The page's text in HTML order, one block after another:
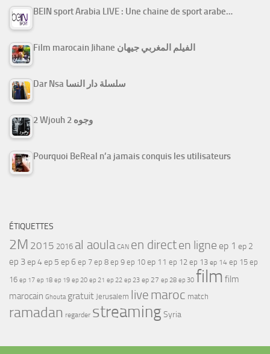
BEIN sport Arabia LIVE : Une chaine de sport arabe…
Film marocain Jihane الفيلم المغربي جيهان
Dar Nsa سلسلة دار النسا
2 Wjouh 2 وجوه
Pourquoi BeReal n’a jamais conquis les utilisateurs
ÉTIQUETTES
2M 2015 2016 al aoula CAN en directen ligne ep 1 ep 2
ep 3ep 4ep 5 ep 6 ep 7 ep 8 ep 9 ep 10 ep 11 ep 12 ep 13 ep 14 ep 15 ep
16 ep 17 ep 18 ep 19 ep 20 ep 21 ep 22 ep 23 ep 27 ep 28 ep 30 film film
marocain Ghouta gratuit Jerusalem live maroc match
ramadan regarder streamingSyria